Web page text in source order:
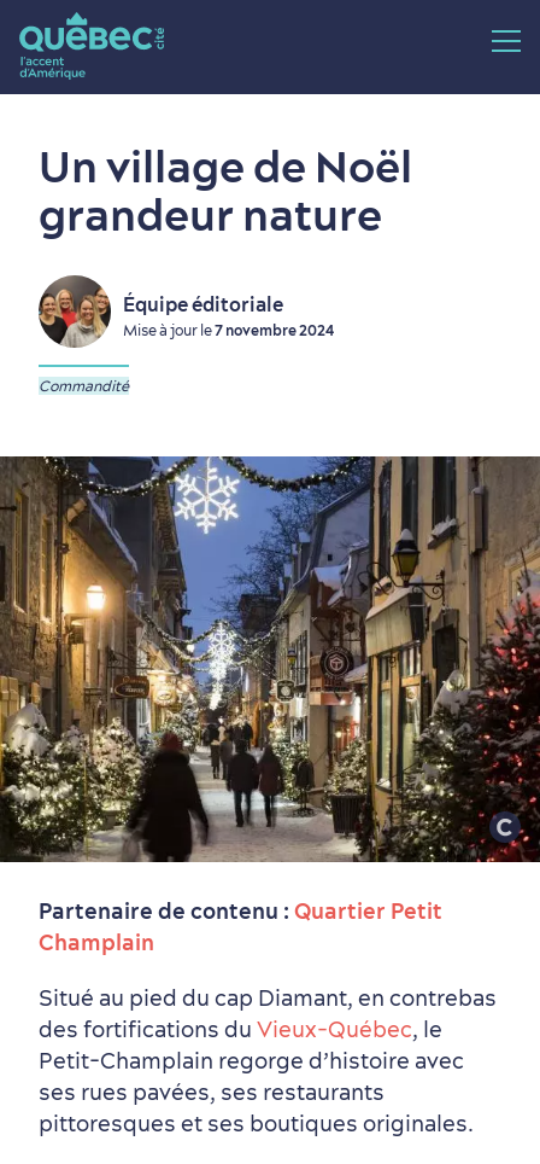
Un village de Noël
grandeur nature
Équipe éditoriale
Mise à jour le7 novembre 2024
Commandité
Partenaire de contenu : Quartier Petit
Champlain
Situé au pied du cap Diamant, en contrebas
des fortifications du Vieux‑Québec, le
Petit-Champlain regorge d’histoire avec
ses rues pavées, ses restaurants
pittoresques et ses boutiques originales.